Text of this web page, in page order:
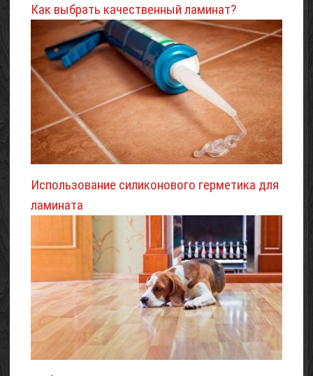
Как выбрать качественный ламинат?
Использование силиконового герметика для
ламината